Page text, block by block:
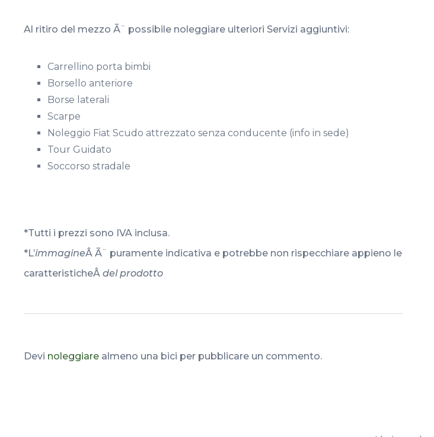
Al ritiro del mezzo Ã¨ possibile noleggiare ulteriori Servizi aggiuntivi:
Carrellino porta bimbi
Borsello anteriore
Borse laterali
Scarpe
Noleggio Fiat Scudo attrezzato senza conducente (info in sede)
Tour Guidato
Soccorso stradale
*Tutti i prezzi sono IVA inclusa.
*L’immagineÂ Ã¨ puramente indicativa e potrebbe non rispecchiare appieno le
caratteristicheÂ del prodotto
Devi noleggiare almeno una bici per pubblicare un commento.